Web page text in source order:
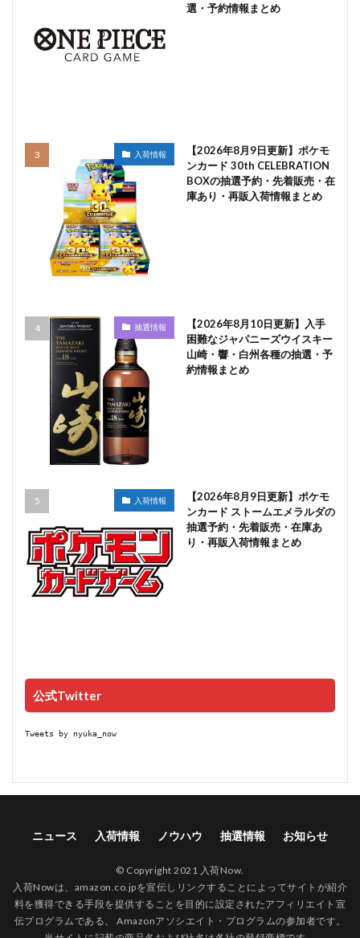
選・予約情報まとめ
入荷情報
【2026年8月9日更新】ポケモ
ンカード 30th CELEBRATION
BOXの抽選予約・先着販売・在
庫あり・再販入荷情報まとめ
抽選情報
【2026年8月10日更新】入手
困難なジャパニーズウイスキー
山崎・響・白州各種の抽選・予
約情報まとめ
入荷情報
【2026年8月9日更新】ポケモ
ンカード ストームエメラルダの
抽選予約・先着販売・在庫あ
り・再販入荷情報まとめ
公式Twitter
Tweets by nyuka_now
ニュース 入荷情報 ノウハウ 抽選情報 お知らせ
© Copyright 2021 入荷Now.
入荷Nowは、amazon.co.jpを宣伝しリンクすることによってサイトが紹介
料を獲得できる手段を提供することを目的に設定されたアフィリエイト宣
伝プログラムである、 Amazonアソシエイト・プログラムの参加者です。